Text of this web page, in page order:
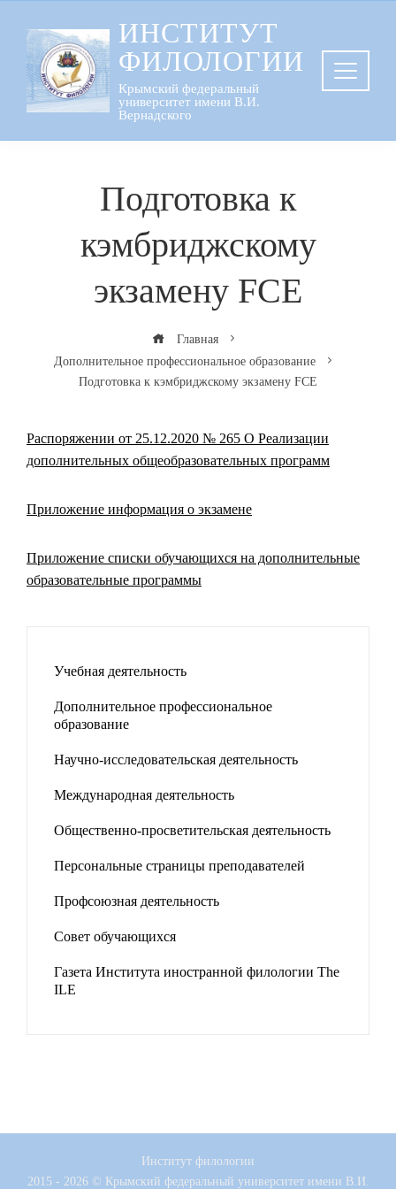
содержанию
ИНСТИТУТ
ФИЛОЛОГИИ
Крымский федеральный
университет имени В.И.
Вернадского
Подготовка к
кэмбриджскому
экзамену FCE
Главная
Дополнительное профессиональное образование
Подготовка к кэмбриджскому экзамену FCE
Распоряжении от 25.12.2020 № 265 О Реализации
дополнительных общеобразовательных программ
Приложение информация о экзамене
Приложение списки обучающихся на дополнительные
образовательные программы
Учебная деятельность
Дополнительное профессиональное
образование
Научно-исследовательская деятельность
Международная деятельность
Общественно-просветительская деятельность
Персональные страницы преподавателей
Профсоюзная деятельность
Совет обучающихся
Газета Института иностранной филологии The
ILE
Институт филологии
2015 - 2026 © Крымский федеральный университет имени В.И.